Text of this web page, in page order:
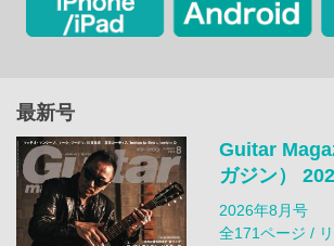
最新号
Guitar
ガジン）
2026年8月号
全171ページ /